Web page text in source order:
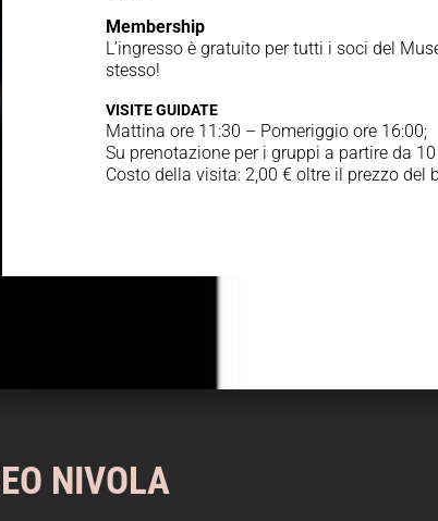
Membership
L’ingresso è gratuito per tutti i soci del
stesso!
VISITE GUIDATE
Mattina ore 11:30 – Pomeriggio ore 16:00;
Su prenotazione per i gruppi a partire da
Costo della visita: 2,00 € oltre il prezzo del
NIVOLA